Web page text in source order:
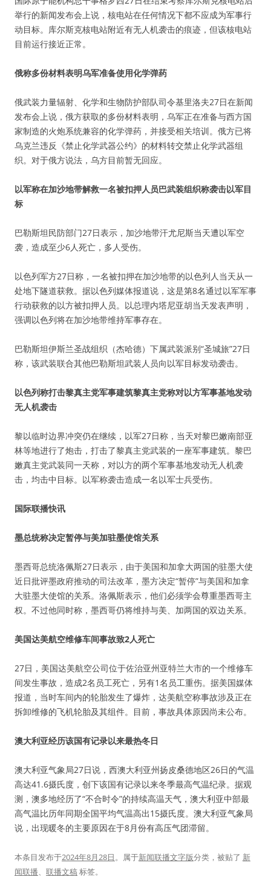
举行的新闻发布会上说，核电站在任何情况下都不应成为军事行
动目标。库尔斯克核电站附近有无人机袭击的痕迹，但该核电站
目前运行接近正常。
俄称多份材料表明乌军准备使用化学弹药
俄武装力量辐射、化学和生物防护部队司令基里洛夫27日在新闻
发布会上说，俄方获取的多份材料表明，乌军正在准备与西方国
家制造的火炮系统兼容的化学弹药，并接受相关培训。俄方已将
乌克兰违反《禁止化学武器公约》的材料转交禁止化学武器组
织。对于俄方说法，乌方目前暂无回应。
以军称在加沙地带解救一名被扣押人员巴武装组织称袭击以军目
标
巴勒斯坦民防部门27日表示，加沙地带汗尤尼斯当天遭以军空
袭，造成至少6人死亡，多人受伤。
以色列军方27日称，一名被扣押在加沙地带的以色列人当天从一
处地下隧道获救。据以色列媒体报道说，这是第8名通过以军军事
行动获救的以方被扣押人员。以总理内塔尼亚胡当天发表声明，
强调以色列将在加沙地带维持军事存在。
巴勒斯坦伊斯兰圣战组织（杰哈德）下属武装派别“圣城旅”27日
称，该武装联合其他巴勒斯坦武装人员向以军目标发动袭击。
以色列称打击黎真主党军事建筑黎真主党称对以方军事基地发动
无人机袭击
黎以临时边界冲突仍在继续，以军27日称，当天对黎巴嫩南部亚
林等地进行了炮击，打击了黎真主党武装的一座军事建筑。黎巴
嫩真主党武装同一天称，对以方的两个军事基地发动无人机袭
击，均击中目标。以军称袭击造成一名以军士兵受伤。
国际联播快讯
墨总统称决定暂停与美加驻墨使馆关系
墨西哥总统洛佩斯27日表示，由于美国和加拿大两国的驻墨大使
近日批评墨政府推动的司法改革，墨方决定“暂停”与美国和加拿
大驻墨大使馆的关系。洛佩斯表示，他们必须学会尊重墨西哥主
权。不过他同时称，墨西哥仍将维持与美、加两国的双边关系。
美国达美航空维修车间事故致2人死亡
27日，美国达美航空公司位于佐治亚州亚特兰大市的一个维修车
间发生事故，造成2名员工死亡，另有1名员工重伤。据美国媒体
报道，当时车间内的轮胎发生了爆炸，达美航空称事故涉及正在
拆卸维修的飞机轮胎及其组件。目前，事故具体原因尚未公布。
澳大利亚经历该国有记录以来最热冬日
澳大利亚气象局27日说，西澳大利亚州扬皮桑德地区26日的气温
高达41.6摄氏度，创下该国有记录以来冬季最高气温纪录。据观
测，澳多地经历了“不合时令”的持续高温天气，澳大利亚中部最
高气温比历年同期全国平均气温高出15摄氏度。澳大利亚气象局
说，出现暖冬的主要原因在于8月份有高压气团滞留。
本条目发布于2024年8月28日。属于新闻联播文字版分类，被贴了 新
闻联播、 联播文稿标签。